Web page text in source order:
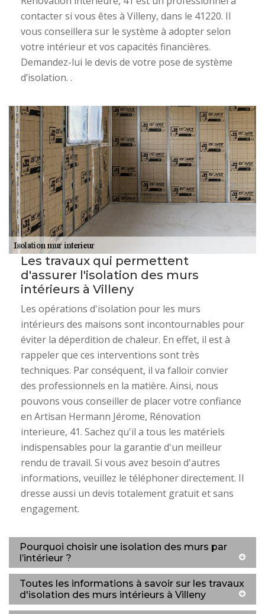
contacter si vous êtes à Villeny, dans le 41220. Il
vous conseillera sur le système à adopter selon
votre intérieur et vos capacités financières.
Demandez-lui le devis de votre pose de système
d’isolation. .
Les travaux qui permettent
d'assurer l'isolation des murs
intérieurs à Villeny
Les opérations d'isolation pour les murs
intérieurs des maisons sont incontournables pour
éviter la déperdition de chaleur. En effet, il est à
rappeler que ces interventions sont très
techniques. Par conséquent, il va falloir convier
des professionnels en la matière. Ainsi, nous
pouvons vous conseiller de placer votre confiance
en Artisan Hermann Jérome, Rénovation
interieure, 41. Sachez qu'il a tous les matériels
indispensables pour la garantie d'un meilleur
rendu de travail. Si vous avez besoin d'autres
informations, veuillez le téléphoner directement. Il
dresse aussi un devis totalement gratuit et sans
engagement.
Pourquoi choisir une isolation des murs par
l’intérieur ?
Toutes les informations à savoir sur les travaux
d'isolation des murs intérieurs à Villeny